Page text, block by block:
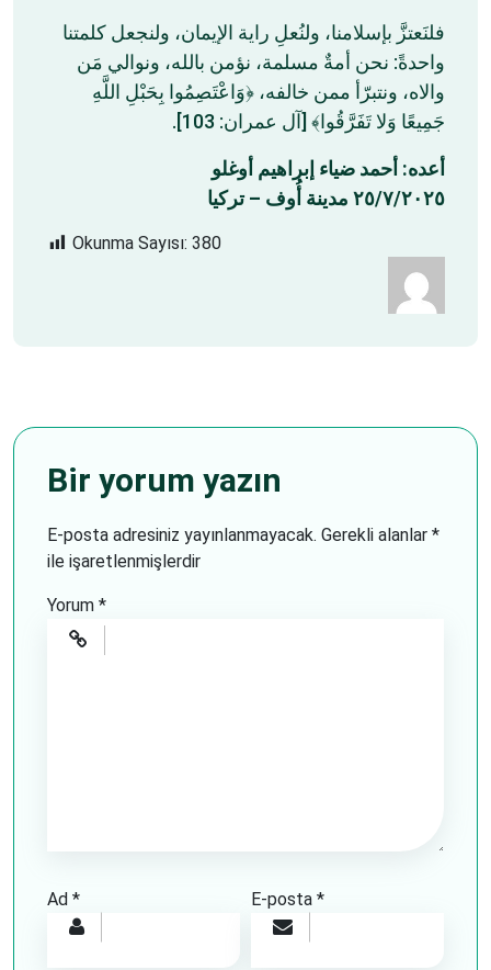
فلنَعتزَّ بإسلامنا، ولنُعلِ راية الإيمان، ولنجعل كلمتنا
واحدةً: نحن أمةٌ مسلمة، نؤمن بالله، ونوالي مَن
والاه، ونتبرّأ ممن خالفه، ﴿وَاعْتَصِمُوا بِحَبْلِ اللَّهِ
جَمِيعًا وَلا تَفَرَّقُوا﴾ [آل عمران: 103].
أعده: أحمد ضياء إبراهيم أوغلو
٢٥/٧/٢٠٢٥ مدينة أُوف – تركيا
Okunma Sayısı: 380
Bir yorum yazın
E-posta adresiniz yayınlanmayacak. Gerekli alanlar *
ile işaretlenmişlerdir
Yorum *
Ad * E-posta*